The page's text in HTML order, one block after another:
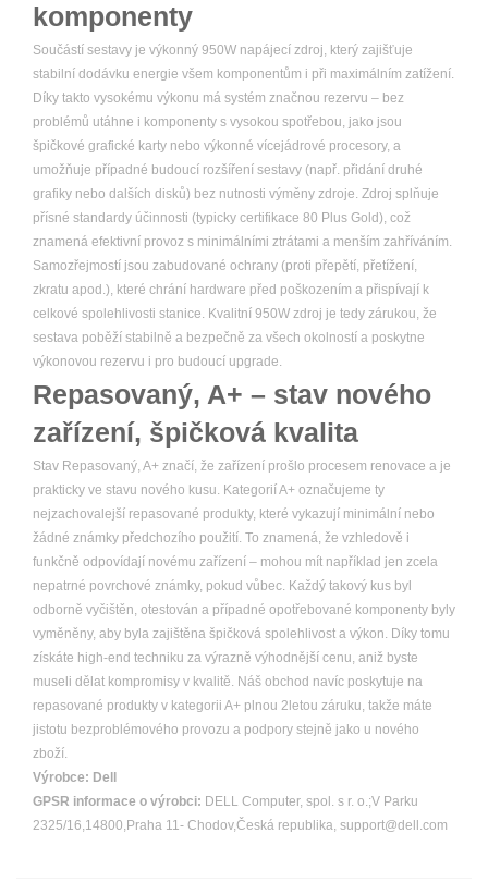
komponenty
Součástí sestavy je výkonný 950W napájecí zdroj, který zajišťuje
stabilní dodávku energie všem komponentům i při maximálním zatížení.
Díky takto vysokému výkonu má systém značnou rezervu – bez
problémů utáhne i komponenty s vysokou spotřebou, jako jsou
špičkové grafické karty nebo výkonné vícejádrové procesory, a
umožňuje případné budoucí rozšíření sestavy (např. přidání druhé
grafiky nebo dalších disků) bez nutnosti výměny zdroje. Zdroj splňuje
přísné standardy účinnosti (typicky certifikace 80 Plus Gold), což
znamená efektivní provoz s minimálními ztrátami a menším zahříváním.
Samozřejmostí jsou zabudované ochrany (proti přepětí, přetížení,
zkratu apod.), které chrání hardware před poškozením a přispívají k
celkové spolehlivosti stanice. Kvalitní 950W zdroj je tedy zárukou, že
sestava poběží stabilně a bezpečně za všech okolností a poskytne
výkonovou rezervu i pro budoucí upgrade.
Repasovaný, A+ – stav nového
zařízení, špičková kvalita
Stav Repasovaný, A+ značí, že zařízení prošlo procesem renovace a je
prakticky ve stavu nového kusu. Kategorií A+ označujeme ty
nejzachovalejší repasované produkty, které vykazují minimální nebo
žádné známky předchozího použití. To znamená, že vzhledově i
funkčně odpovídají novému zařízení – mohou mít například jen zcela
nepatrné povrchové známky, pokud vůbec. Každý takový kus byl
odborně vyčištěn, otestován a případné opotřebované komponenty byly
vyměněny, aby byla zajištěna špičková spolehlivost a výkon. Díky tomu
získáte high-end techniku za výrazně výhodnější cenu, aniž byste
museli dělat kompromisy v kvalitě. Náš obchod navíc poskytuje na
repasované produkty v kategorii A+ plnou 2letou záruku, takže máte
jistotu bezproblémového provozu a podpory stejně jako u nového
zboží.
Výrobce: Dell
GPSR informace o výrobci: DELL Computer, spol. s r. o.;V Parku
2325/16,14800,Praha 11- Chodov,Česká republika, support@dell.com